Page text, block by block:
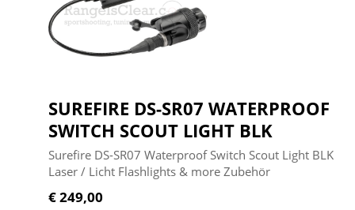
SUREFIRE DS-SR07 WATERPROOF
SWITCH SCOUT LIGHT BLK
Surefire DS-SR07 Waterproof Switch Scout Light BLK
Laser / Licht Flashlights & more Zubehör
€ 249,00